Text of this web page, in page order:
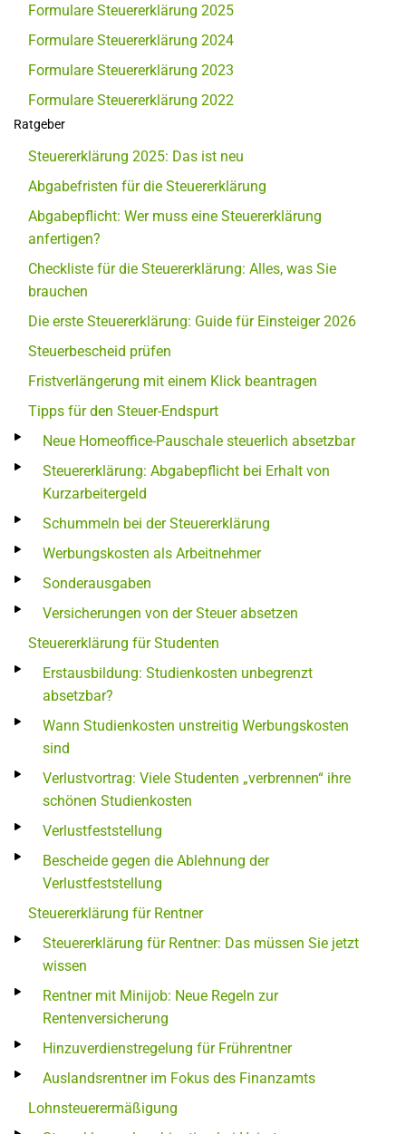
Formulare Steuererklärung 2025
Formulare Steuererklärung 2024
Formulare Steuererklärung 2023
Formulare Steuererklärung 2022
Ratgeber
Steuererklärung 2025: Das ist neu
Abgabefristen für die Steuererklärung
Abgabepflicht: Wer muss eine Steuererklärung
anfertigen?
Checkliste für die Steuererklärung: Alles, was Sie
brauchen
Die erste Steuererklärung: Guide für Einsteiger 2026
Steuerbescheid prüfen
Fristverlängerung mit einem Klick beantragen
Tipps für den Steuer-Endspurt
Neue Homeoffice-Pauschale steuerlich absetzbar
Steuererklärung: Abgabepflicht bei Erhalt von
Kurzarbeitergeld
Schummeln bei der Steuererklärung
Werbungskosten als Arbeitnehmer
Sonderausgaben
Versicherungen von der Steuer absetzen
Steuererklärung für Studenten
Erstausbildung: Studienkosten unbegrenzt
absetzbar?
Wann Studienkosten unstreitig Werbungskosten
sind
Verlustvortrag: Viele Studenten „verbrennen“ ihre
schönen Studienkosten
Verlustfeststellung
Bescheide gegen die Ablehnung der
Verlustfeststellung
Steuererklärung für Rentner
Steuererklärung für Rentner: Das müssen Sie jetzt
wissen
Rentner mit Minijob: Neue Regeln zur
Rentenversicherung
Hinzuverdienstregelung für Frührentner
Auslandsrentner im Fokus des Finanzamts
Lohnsteuerermäßigung